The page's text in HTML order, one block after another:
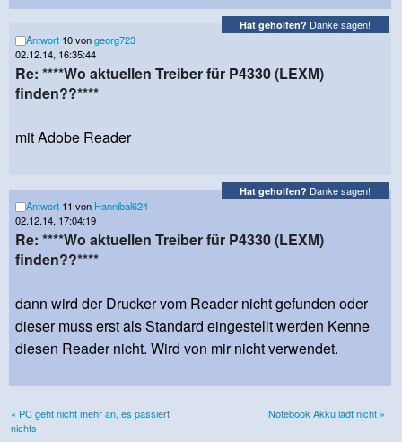
Hat geholfen? Danke sagen!
Antwort 10 vongeorg723
02.12.14, 16:35:44
Re: ****Wo aktuellen Treiber für P4330 (LEXM)
finden??****
mit Adobe Reader
Hat geholfen? Danke sagen!
Antwort 11 von Hannibal624
02.12.14, 17:04:19
Re: ****Wo aktuellen Treiber für P4330 (LEXM)
finden??****
dann wird der Drucker vom Reader nicht gefunden oder
dieser muss erst als Standard eingestellt werden Kenne
diesen Reader nicht. Wird von mir nicht verwendet.
« PC geht nicht mehr an, es passiert
nichts
Notebook Akku lädt nicht »